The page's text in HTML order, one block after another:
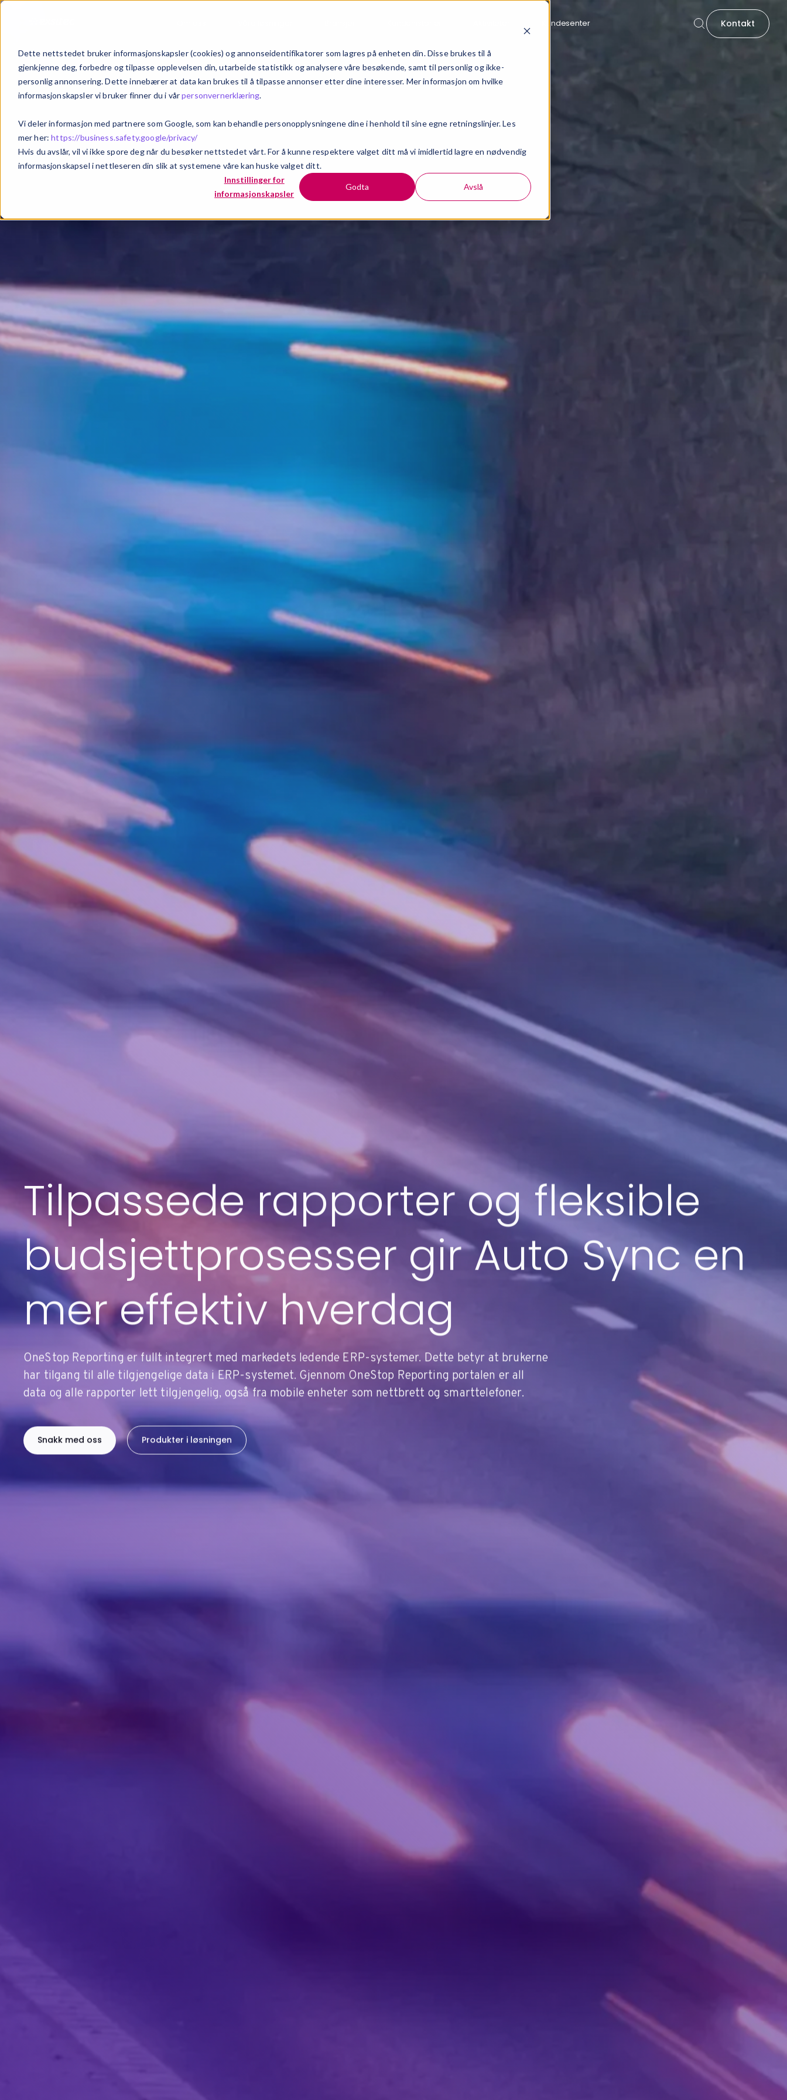
Dette nettstedet bruker informasjonskapsler (cookies) og annonseidentifikatorer som lagres på enheten din. Disse brukes til å
gjenkjenne deg, forbedre og tilpasse opplevelsen din, utarbeide statistikk og analysere våre besøkende, samt til personlig og ikke-
personlig annonsering. Dette innebærer at data kan brukes til å tilpasse annonser etter dine interesser. Mer informasjon om hvilke
informasjonskapsler vi bruker finner du i vårpersonvernerklæring.
Vi deler informasjon med partnere som Google, som kan behandle personopplysningene dine i henhold til sine egne retningslinjer. Les
mer her:https://business.safety.google/privacy/
Hvis du avslår, vil vi ikke spore deg når du besøker nettstedet vårt. For å kunne respektere valget ditt må vi imidlertid lagre en nødvendig
informasjonskapsel i nettleseren din slik at systemene våre kan huske valget ditt.
Innstillinger for
informasjonskapsler
Godta Avslå
Kundesenter Kontakt
Tilpassede rapporter og fleksible
budsjettprosesser gir Auto Sync en
mer effektiv hverdag
OneStop Reporting er fullt integrert med markedets ledende ERP-systemer. Dette betyr at brukerne
har tilgang til alle tilgjengelige data i ERP-systemet. Gjennom OneStop Reporting portalen er all
data og alle rapporter lett tilgjengelig, også fra mobile enheter som nettbrett og smarttelefoner.
Snakk med oss Produkter i løsningen